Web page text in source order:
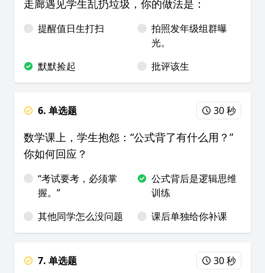
走廊遇见学生乱扔垃圾，你的做法是：
提醒值日生打扫
拍照发年级组群曝
光。
默默捡起
批评该生
6. 单选题 30 秒
数学课上，学生抱怨：“公式背了有什么用？”
你如何回应？
“考试要考，必须掌
握。”
公式背后是逻辑思维
训练
其他同学怎么没问题
课后单独给你补课
7. 单选题 30 秒